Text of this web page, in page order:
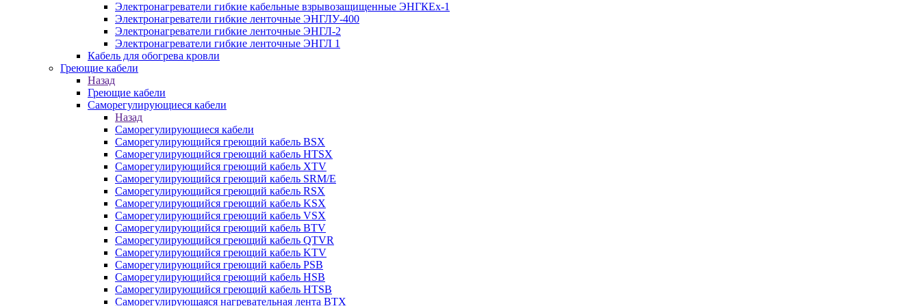
Электронагреватели гибкие кабельные взрывозащищенные ЭНГКЕх-1
Электронагреватели гибкие ленточные ЭНГЛУ-400
Электронагреватели гибкие ленточные ЭНГЛ-2
Электронагреватели гибкие ленточные ЭНГЛ 1
Кабель для обогрева кровли
Греющие кабели
Назад
Греющие кабели
Саморегулирующиеся кабели
Назад
Саморегулирующиеся кабели
Саморегулирующийся греющий кабель BSX
Саморегулирующийся греющий кабель HTSX
Саморегулирующийся греющий кабель XTV
Саморегулирующийся греющий кабель SRM/E
Саморегулирующийся греющий кабель RSX
Саморегулирующийся греющий кабель KSX
Саморегулирующийся греющий кабель VSX
Саморегулирующийся греющий кабель BTV
Саморегулирующийся греющий кабель QTVR
Саморегулирующийся греющий кабель KTV
Саморегулирующийся греющий кабель PSB
Саморегулирующийся греющий кабель HSB
Саморегулирующийся греющий кабель HTSB
Саморегулирующаяся нагревательная лента ВТХ